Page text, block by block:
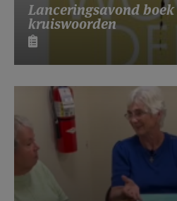
Lanceringsavond boek
kruiswoorden